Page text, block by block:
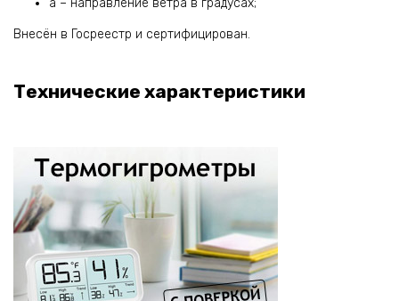
a – направление ветра в градусах;
Внесён в Госреестр и сертифицирован.
Технические характеристики